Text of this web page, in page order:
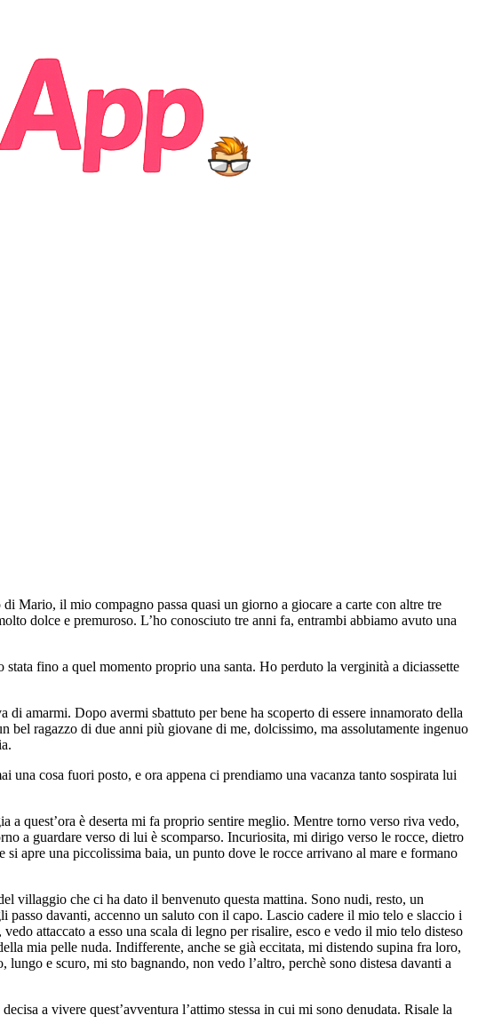
Mario, il mio compagno passa quasi un giorno a giocare a carte con altre tre
dolce e premuroso. L’ho conosciuto tre anni fa, entrambi abbiamo avuto una
fino a quel momento proprio una santa. Ho perduto la verginità a diciassette
amarmi. Dopo avermi sbattuto per bene ha scoperto di essere innamorato della
ragazzo di due anni più giovane di me, dolcissimo, ma assolutamente ingenuo
cosa fuori posto, e ora appena ci prendiamo una vacanza tanto sospirata lui
quest’ora è deserta mi fa proprio sentire meglio. Mentre torno verso riva vedo,
a guardare verso di lui è scomparso. Incuriosita, mi dirigo verso le rocce, dietro
apre una piccolissima baia, un punto dove le rocce arrivano al mare e formano
villaggio che ci ha dato il benvenuto questa mattina. Sono nudi, resto, un
passo davanti, accenno un saluto con il capo. Lascio cadere il mio telo e slaccio i
attaccato a esso una scala di legno per risalire, esco e vedo il mio telo disteso
mia pelle nuda. Indifferente, anche se già eccitata, mi distendo supina fra loro,
e scuro, mi sto bagnando, non vedo l’altro, perchè sono distesa davanti a
a vivere quest’avventura l’attimo stessa in cui mi sono denudata. Risale la